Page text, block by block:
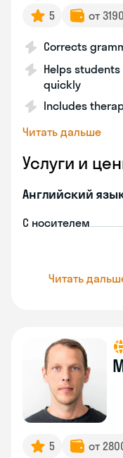
5 от
Corrects
Helps
quickly
Includes
Читать дальше
Услуги и
Английский
С носителем
Читать
5 от